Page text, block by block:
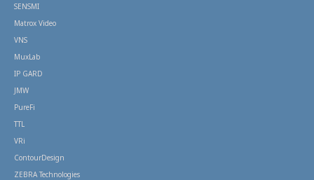
SENSMI
Matrox Video
VNS
MuxLab
IP GARD
JMW
PureFi
TTL
VRi
ContourDesign
ZEBRA Technologies